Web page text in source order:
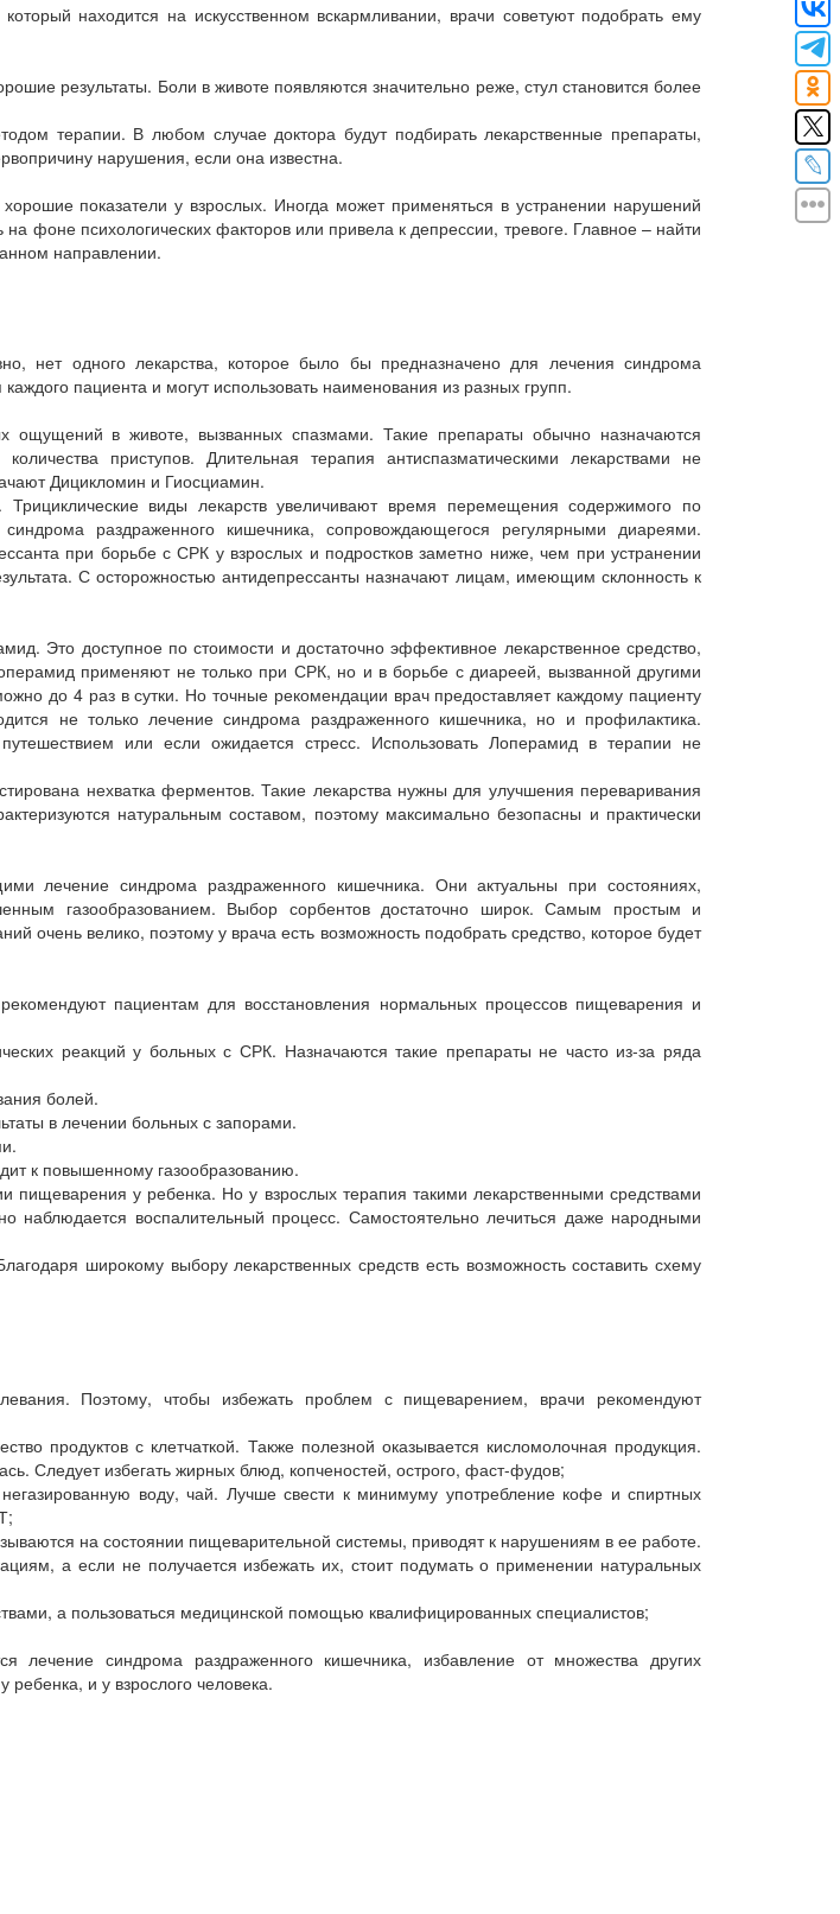
находится на искусственном вскармливании, врачи советуют подобрать ему
результаты. Боли в животе появляются значительно реже, стул становится более
терапии. В любом случае доктора будут подбирать лекарственные препараты,
нарушения, если она известна.
показатели у взрослых. Иногда может применяться в устранении нарушений
фоне психологических факторов или привела к депрессии, тревоге. Главное – найти
направлении.
нет одного лекарства, которое было бы предназначено для лечения синдрома
пациента и могут использовать наименования из разных групп.
ощущений в животе, вызванных спазмами. Такие препараты обычно назначаются
приступов. Длительная терапия антиспазматическими лекарствами не
Дицикломин и Гиосциамин.
виды лекарств увеличивают время перемещения содержимого по
раздраженного кишечника, сопровождающегося регулярными диареями.
при борьбе с СРК у взрослых и подростков заметно ниже, чем при устранении
С осторожностью антидепрессанты назначают лицам, имеющим склонность к
Это доступное по стоимости и достаточно эффективное лекарственное средство,
применяют не только при СРК, но и в борьбе с диареей, вызванной другими
до 4 раз в сутки. Но точные рекомендации врач предоставляет каждому пациенту
не только лечение синдрома раздраженного кишечника, но и профилактика.
или если ожидается стресс. Использовать Лоперамид в терапии не
нехватка ферментов. Такие лекарства нужны для улучшения переваривания
натуральным составом, поэтому максимально безопасны и практически
лечение синдрома раздраженного кишечника. Они актуальны при состояниях,
газообразованием. Выбор сорбентов достаточно широк. Самым простым и
очень велико, поэтому у врача есть возможность подобрать средство, которое будет
пациентам для восстановления нормальных процессов пищеварения и
реакций у больных с СРК. Назначаются такие препараты не часто из-за ряда
болей.
в лечении больных с запорами.
к повышенному газообразованию.
у ребенка. Но у взрослых терапия такими лекарственными средствами
наблюдается воспалительный процесс. Самостоятельно лечиться даже народными
широкому выбору лекарственных средств есть возможность составить схему
Поэтому, чтобы избежать проблем с пищеварением, врачи рекомендуют
продуктов с клетчаткой. Также полезной оказывается кисломолочная продукция.
Следует избегать жирных блюд, копченостей, острого, фаст-фудов;
воду, чай. Лучше свести к минимуму употребление кофе и спиртных
на состоянии пищеварительной системы, приводят к нарушениям в ее работе.
а если не получается избежать их, стоит подумать о применении натуральных
а пользоваться медицинской помощью квалифицированных специалистов;
лечение синдрома раздраженного кишечника, избавление от множества других
и у взрослого человека.